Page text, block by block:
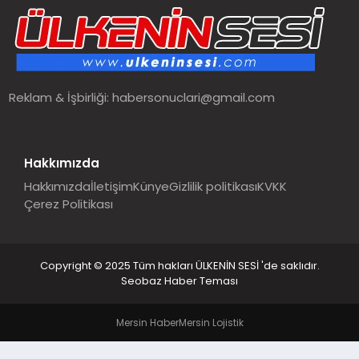
SPOR
MALATYA HABERLERI
Reklam & İşbirliği:habersonuclari@gmail.com
Hakkımızda
HakkımızdaİletişimKünyeGizlilik politikasıKVKK
Çerez Politikası
Copyright © 2025 Tüm hakları ÜLKENİN SESİ 'de saklıdır.
Seobaz Haber Teması
Mersin HaberMersin Lojistik